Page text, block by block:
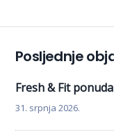
Posljednje
Fresh & Fit
31. srpnja 2026.